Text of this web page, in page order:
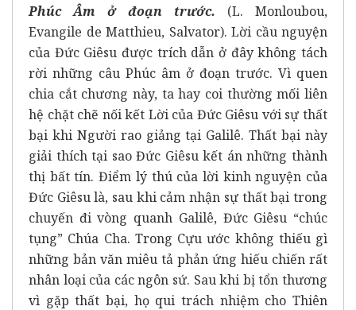
Phúc Âm ở đoạn trước. (L. Monloubou,
Evangile de Matthieu, Salvator). Lời cầu nguyện
của Đức Giêsu được trích dẫn ở đây không tách
rời những câu Phúc âm ở đoạn trước. Vì quen
chia cắt chương này, ta hay coi thường mối liên
hệ chặt chẽ nối kết Lời của Đức Giêsu với sự thất
bại khi Người rao giảng tại Galilê. Thất bại này
giải thích tại sao Đức Giêsu kết án những thành
thị bất tín. Điểm lý thú của lời kinh nguyện của
Đức Giêsu là, sau khi cảm nhận sự thất bại trong
chuyến đi vòng quanh Galilê, Đức Giêsu “chúc
tụng” Chúa Cha. Trong Cựu ước không thiếu gì
những bản văn miêu tả phản ứng hiếu chiến rất
nhân loại của các ngôn sứ. Sau khi bị tổn thương
vì gặp thất bại, họ qui trách nhiệm cho Thiên